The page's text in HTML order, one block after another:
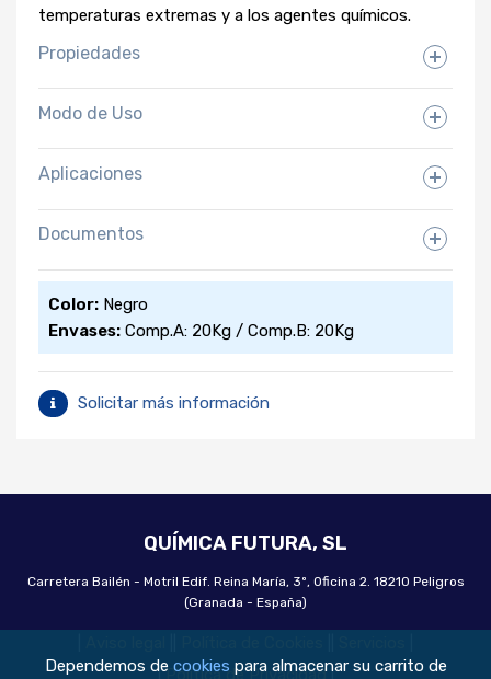
temperaturas extremas y a los agentes químicos.
Propiedades
Modo de Uso
Aplicaciones
Documentos
Ficha Técnica
Descargar
Color: Negro
Envases: Comp.A: 20Kg / Comp.B: 20Kg
Solicitar más información
QUÍMICA FUTURA, SL
Carretera Bailén - Motril Edif. Reina María, 3º, Oficina 2. 18210 Peligros
(Granada - España)
|Política de Privacidad|
Dependemos de cookies para almacenar su carrito de